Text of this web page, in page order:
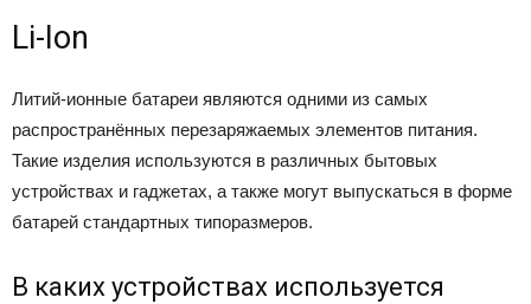
Li-Ion
Литий-ионные батареи являются одними из самых
распространённых перезаряжаемых элементов питания.
Такие изделия используются в различных бытовых
устройствах и гаджетах, а также могут выпускаться в форме
батарей стандартных типоразмеров.
В каких устройствах используется